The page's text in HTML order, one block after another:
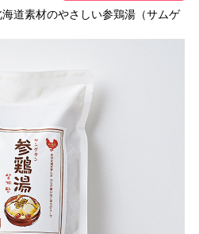
道素材のやさしい参鶏湯（サムゲ